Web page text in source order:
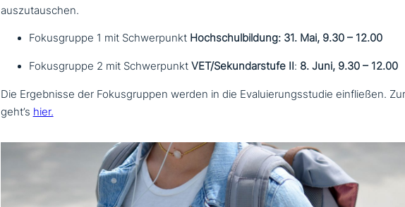
auszutauschen.
Fokusgruppe 1 mit Schwerpunkt Hochschulbildung: 31. Mai, 9.30 – 12.00
Fokusgruppe 2 mit Schwerpunkt VET/Sekundarstufe II: 8. Juni, 9.30 – 12.00
Die Ergebnisse der Fokusgruppen werden in die Evaluierungsstudie ein­flie­ßen.
geht’s hier.